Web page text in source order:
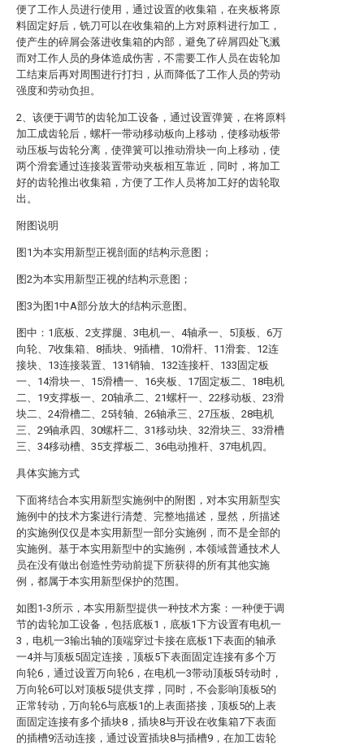
便了工作人员进行使用，通过设置的收集箱，在夹板将原
料固定好后，铣刀可以在收集箱的上方对原料进行加工，
使产生的碎屑会落进收集箱的内部，避免了碎屑四处飞溅
而对工作人员的身体造成伤害，不需要工作人员在齿轮加
工结束后再对周围进行打扫，从而降低了工作人员的劳动
强度和劳动负担。
2、该便于调节的齿轮加工设备，通过设置弹簧，在将原料
加工成齿轮后，螺杆一带动移动板向上移动，使移动板带
动压板与齿轮分离，使弹簧可以推动滑块一向上移动，使
两个滑套通过连接装置带动夹板相互靠近，同时，将加工
好的齿轮推出收集箱，方便了工作人员将加工好的齿轮取
出。
附图说明
图1为本实用新型正视剖面的结构示意图；
图2为本实用新型正视的结构示意图；
图3为图1中A部分放大的结构示意图。
图中：1底板、2支撑腿、3电机一、4轴承一、5顶板、6万
向轮、7收集箱、8插块、9插槽、10滑杆、11滑套、12连
接块、13连接装置、131销轴、132连接杆、133固定板
一、14滑块一、15滑槽一、16夹板、17固定板二、18电机
二、19支撑板一、20轴承二、21螺杆一、22移动板、23滑
块二、24滑槽二、25转轴、26轴承三、27压板、28电机
三、29轴承四、30螺杆二、31移动块、32滑块三、33滑槽
三、34移动槽、35支撑板二、36电动推杆、37电机四。
具体实施方式
下面将结合本实用新型实施例中的附图，对本实用新型实
施例中的技术方案进行清楚、完整地描述，显然，所描述
的实施例仅仅是本实用新型一部分实施例，而不是全部的
实施例。基于本实用新型中的实施例，本领域普通技术人
员在没有做出创造性劳动前提下所获得的所有其他实施
例，都属于本实用新型保护的范围。
如图1-3所示，本实用新型提供一种技术方案：一种便于调
节的齿轮加工设备，包括底板1，底板1下方设置有电机一
3，电机一3输出轴的顶端穿过卡接在底板1下表面的轴承
一4并与顶板5固定连接，顶板5下表面固定连接有多个万
向轮6，通过设置万向轮6，在电机一3带动顶板5转动时，
万向轮6可以对顶板5提供支撑，同时，不会影响顶板5的
正常转动，万向轮6与底板1的上表面搭接，顶板5的上表
面固定连接有多个插块8，插块8与开设在收集箱7下表面
的插槽9活动连接，通过设置插块8与插槽9，在加工齿轮